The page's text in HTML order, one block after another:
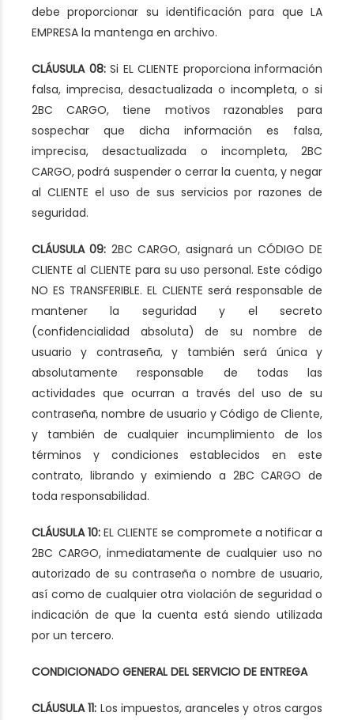
debe proporcionar su identificación para que LA
EMPRESA la mantenga en archivo.
CLÁUSULA 08:Si EL CLIENTE proporciona información
falsa, imprecisa, desactualizada o incompleta, o si
2BC CARGO, tiene motivos razonables para
sospechar que dicha información es falsa,
imprecisa, desactualizada o incompleta, 2BC
CARGO, podrá suspender o cerrar la cuenta, y negar
al CLIENTE el uso de sus servicios por razones de
seguridad.
CLÁUSULA 09: 2BC CARGO, asignará un CÓDIGO DE
CLIENTE al CLIENTE para su uso personal. Este código
NO ES TRANSFERIBLE. EL CLIENTE será responsable de
mantener la seguridad y el secreto
(confidencialidad absoluta) de su nombre de
usuario y contraseña, y también será única y
absolutamente responsable de todas las
actividades que ocurran a través del uso de su
contraseña, nombre de usuario y Código de Cliente,
y también de cualquier incumplimiento de los
términos y condiciones establecidos en este
contrato, librando y eximiendo a 2BC CARGO de
toda responsabilidad.
CLÁUSULA 10: EL CLIENTE se compromete a notificar a
2BC CARGO, inmediatamente de cualquier uso no
autorizado de su contraseña o nombre de usuario,
así como de cualquier otra violación de seguridad o
indicación de que la cuenta está siendo utilizada
por un tercero.
CONDICIONADO GENERAL DEL SERVICIO DE ENTREGA
CLÁUSULA 11: Los impuestos, aranceles y otros cargos